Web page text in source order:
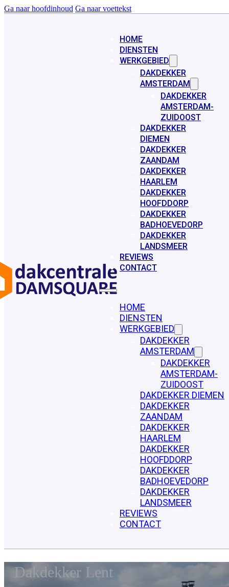
Ga naar hoofdinhoud Ga naar voettekst
HOME
DIENSTEN
WERKGEBIED
DAKDEKKER
AMSTERDAM
DAKDEKKER
AMSTERDAM-
ZUIDOOST
DAKDEKKER
DIEMEN
DAKDEKKER
ZAANDAM
DAKDEKKER
HAARLEM
DAKDEKKER
HOOFDDORP
DAKDEKKER
BADHOEVEDORP
DAKDEKKER
LANDSMEER
REVIEWS
CONTACT
HOME
DIENSTEN
WERKGEBIED
DAKDEKKER
AMSTERDAM
DAKDEKKER
AMSTERDAM-
ZUIDOOST
DAKDEKKER DIEMEN
DAKDEKKER
ZAANDAM
DAKDEKKER
HAARLEM
DAKDEKKER
HOOFDDORP
DAKDEKKER
BADHOEVEDORP
DAKDEKKER
LANDSMEER
REVIEWS
CONTACT
Dakdekker Lent